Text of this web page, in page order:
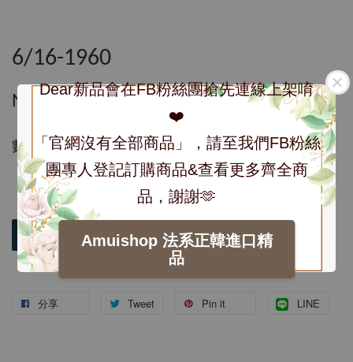
Dear新品會在FB粉絲團搶先連線上架唷
❤️
「官網沒有全部商品」，請至我們FB粉絲
團專人登記訂購商品&查看更多齊全商
品，謝謝🫶
Amuishop 法系正韓進口精
品
6/16-1960
NT$ 1,960
數量
加入購物車
分享 Tweet Pin it LINE